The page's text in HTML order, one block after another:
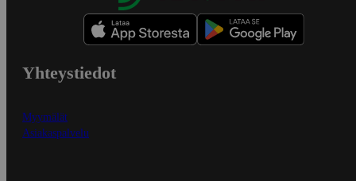
Yhteystiedot
Myymälät
Asiakaspalvelu